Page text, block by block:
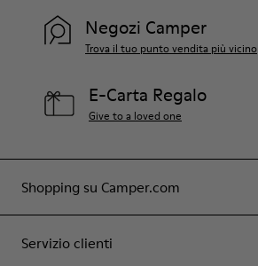
Shopping su Camper.com
Servizio clienti
Negozi Camper
Trova il tuo punto vendita più vicino
E-Carta Regalo
Give to a loved one